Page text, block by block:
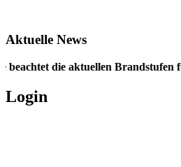
Aktuelle News
die aktuellen Brandstufen
Login